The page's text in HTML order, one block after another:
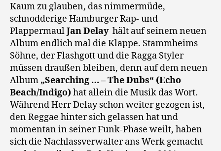
Kaum zu glauben, das nimmermüde,
schnodderige Hamburger Rap- und
PlappermaulJan Delayhält auf seinem neuen
Album endlich mal die Klappe. Stammheims
Söhne, der Flashgott und die Ragga Styler
müssen draußen bleiben, denn auf dem neuen
Album „Searching … – The Dubs“ (Echo
Beach/Indigo)hat allein die Musik das Wort.
Während Herr Delay schon weiter gezogen ist,
den Reggae hinter sich gelassen hat und
momentan in seiner Funk-Phase weilt, haben
sich die Nachlassverwalter ans Werk gemacht